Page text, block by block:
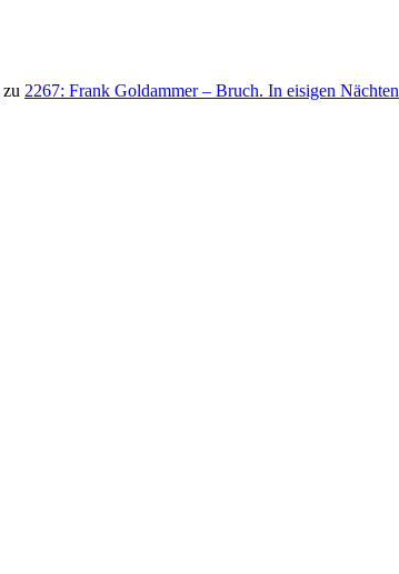
zu 2267: Frank Goldammer – Bruch. In eisigen Nächten